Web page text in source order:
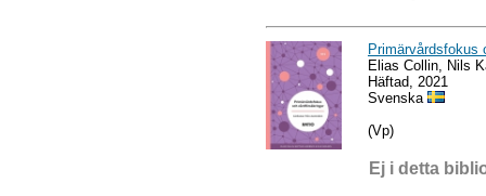
Primärvårdsfokus
Elias Collin, Nils
Häftad, 2021
Svenska
(Vp)
Ej i detta